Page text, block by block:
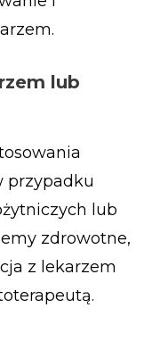
lub
przypadku
lub
zdrowotne,
z lekarzem